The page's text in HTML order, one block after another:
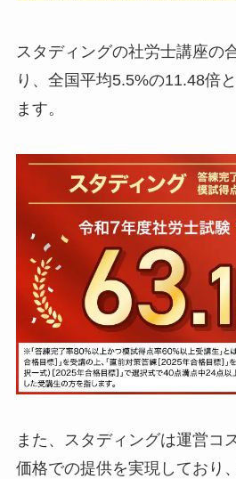
スタディングの社労士講座の
り、全国平均5.5%の11.48倍
ます。
また、スタディングは運営コ
価格での提供を実現しており